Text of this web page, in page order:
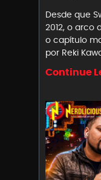
Desde que
2012, o
o capítulo
por Reki
Continue